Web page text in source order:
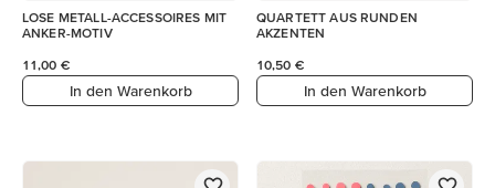
LOSE METALL-ACCESSOIRES MIT
ANKER-MOTIV
11,00 €
In den Warenkorb
QUARTETT AUS RUNDEN
AKZENTEN
10,50 €
In den Warenkorb